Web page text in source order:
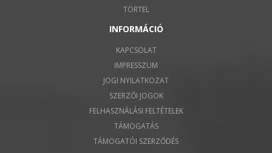
TÖRTEL
INFORMÁCIÓ
KAPCSOLAT
IMPRESSZUM
JOGI NYILATKOZAT
SZERZŐI JOGOK
FELHASZNÁLÁSI FELTÉTELEK
TÁMOGATÁS
TÁMOGATÓI SZERZŐDÉS